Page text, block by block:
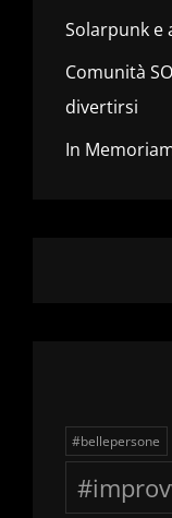
Solarpunk e
Comunità
divertirsi
In
#bellepersone